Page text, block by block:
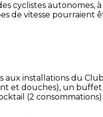
cyclistes autonomes,
de vitesse pourraient
aux installations du
et douches), un buffet
(2